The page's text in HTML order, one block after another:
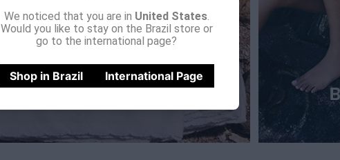
We noticed that you are in United States.
Would you like to stay on the Brazil store or
go to the international page?
Shop in Brazil International Page